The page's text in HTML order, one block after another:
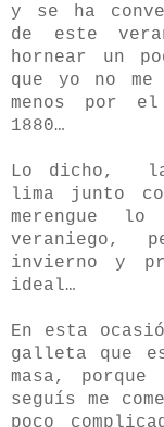
y se ha
de este
hornear un
que yo no
menos por el
1880…
Lo dicho,
lima junto
merengue
veraniego,
invierno y
ideal…
En esta
galleta que
masa,
seguís me
poco